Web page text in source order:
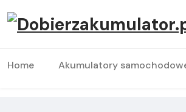
Home Akumulatory